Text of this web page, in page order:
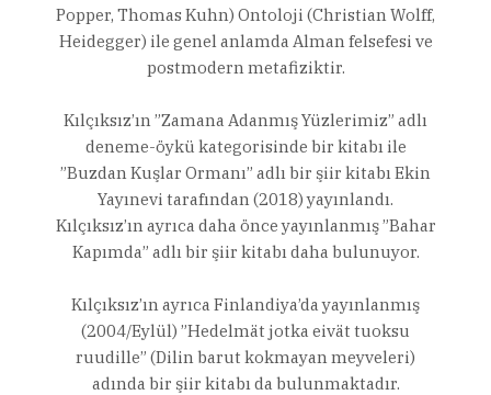
Popper, Thomas Kuhn) Ontoloji (Christian Wolff,
Heidegger) ile genel anlamda Alman felsefesi ve
postmodern metafiziktir.
Kılçıksız’ın ”Zamana Adanmış Yüzlerimiz” adlı
deneme-öykü kategorisinde bir kitabı ile
”Buzdan Kuşlar Ormanı” adlı bir şiir kitabı Ekin
Yayınevi tarafından (2018) yayınlandı.
Kılçıksız’ın ayrıca daha önce yayınlanmış ”Bahar
Kapımda” adlı bir şiir kitabı daha bulunuyor.
Kılçıksız’ın ayrıca Finlandiya’da yayınlanmış
(2004/Eylül) ”Hedelmät jotka eivät tuoksu
ruudille” (Dilin barut kokmayan meyveleri)
adında bir şiir kitabı da bulunmaktadır.